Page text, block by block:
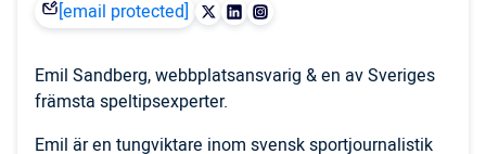
[email protected]
Emil Sandberg, webbplatsansvarig & en av Sveriges
främsta speltipsexperter.
Emil är en tungviktare inom svensk sportjournalistik